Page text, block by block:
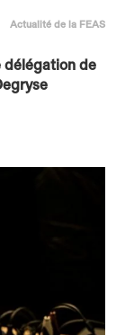
Actualité de la FEAS
délégation de